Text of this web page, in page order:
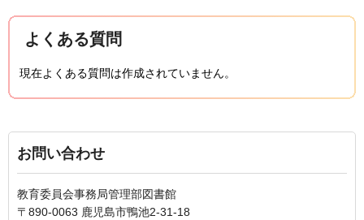
よくある質問
現在よくある質問は作成されていません。
お問い合わせ
教育委員会事務局管理部図書館
〒890-0063 鹿児島市鴨池2-31-18